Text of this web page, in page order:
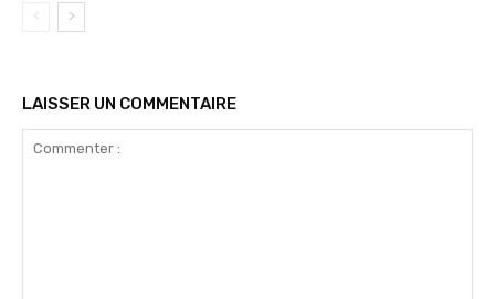
LAISSER UN COMMENTAIRE